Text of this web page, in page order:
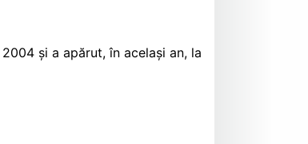
și a apărut, în același an, la